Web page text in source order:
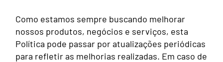
Como estamos sempre buscando melhorar
nossos produtos, negócios e serviços, esta
Política pode passar por atualizações periódicas
para refletir as melhorias realizadas. Em caso de